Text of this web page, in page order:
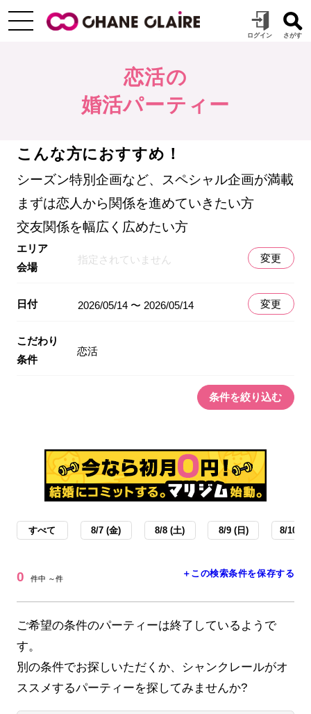
恋活の
婚活パーティー
こんな方におすすめ！
シーズン特別企画など、スペシャル企画が満載
まずは恋人から関係を進めていきたい方
交友関係を幅広く広めたい方
エリア
会場
指定されていません 変更
日付 2026/05/14 〜 2026/05/14 変更
こだわり
条件
恋活
条件を絞り込む
すべて 8/7 (金) 8/8 (土) 8/9 (日) 8/10 (
0 件中 ～件 ＋この検索条件を保存する
ご希望の条件のパーティーは終了しているようで
す。
別の条件でお探しいただくか、シャンクレールがオ
ススメするパーティーを探してみませんか?